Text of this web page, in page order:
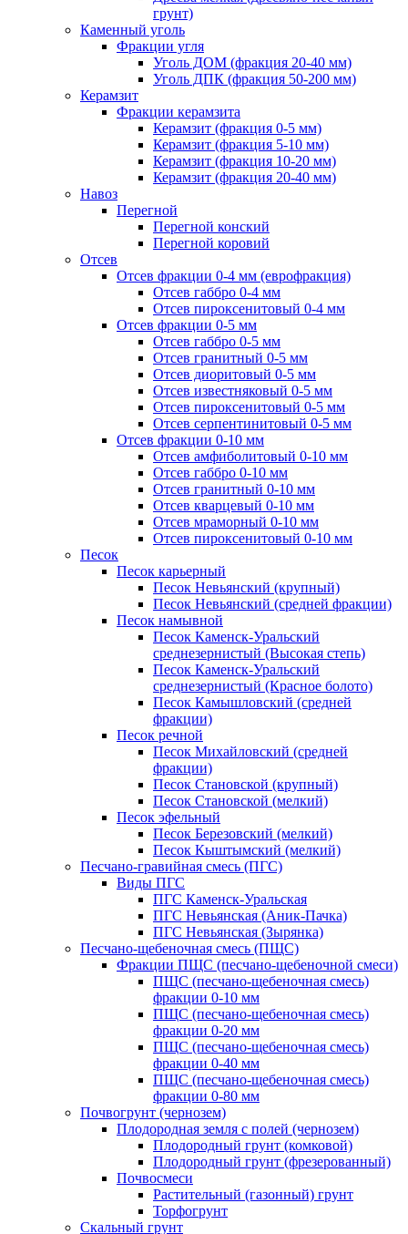
грунт)
Каменный уголь
Фракции угля
Уголь ДОМ (фракция 20-40 мм)
Уголь ДПК (фракция 50-200 мм)
Керамзит
Фракции керамзита
Керамзит (фракция 0-5 мм)
Керамзит (фракция 5-10 мм)
Керамзит (фракция 10-20 мм)
Керамзит (фракция 20-40 мм)
Навоз
Перегной
Перегной конский
Перегной коровий
Отсев
Отсев фракции 0-4 мм (еврофракция)
Отсев габбро 0-4 мм
Отсев пироксенитовый 0-4 мм
Отсев фракции 0-5 мм
Отсев габбро 0-5 мм
Отсев гранитный 0-5 мм
Отсев диоритовый 0-5 мм
Отсев известняковый 0-5 мм
Отсев пироксенитовый 0-5 мм
Отсев серпентинитовый 0-5 мм
Отсев фракции 0-10 мм
Отсев амфиболитовый 0-10 мм
Отсев габбро 0-10 мм
Отсев гранитный 0-10 мм
Отсев кварцевый 0-10 мм
Отсев мраморный 0-10 мм
Отсев пироксенитовый 0-10 мм
Песок
Песок карьерный
Песок Невьянский (крупный)
Песок Невьянский (средней фракции)
Песок намывной
Песок Каменск-Уральский
среднезернистый (Высокая степь)
Песок Каменск-Уральский
среднезернистый (Красное болото)
Песок Камышловский (средней
фракции)
Песок речной
Песок Михайловский (средней
фракции)
Песок Становской (крупный)
Песок Становской (мелкий)
Песок эфельный
Песок Березовский (мелкий)
Песок Кыштымский (мелкий)
Песчано-гравийная смесь (ПГС)
Виды ПГС
ПГС Каменск-Уральская
ПГС Невьянская (Аник-Пачка)
ПГС Невьянская (Зырянка)
Песчано-щебеночная смесь (ПЩС)
Фракции ПЩС (песчано-щебеночной смеси)
ПЩС (песчано-щебеночная смесь)
фракции 0-10 мм
ПЩС (песчано-щебеночная смесь)
фракции 0-20 мм
ПЩС (песчано-щебеночная смесь)
фракции 0-40 мм
ПЩС (песчано-щебеночная смесь)
фракции 0-80 мм
Почвогрунт (чернозем)
Плодородная земля с полей (чернозем)
Плодородный грунт (комковой)
Плодородный грунт (фрезерованный)
Почвосмеси
Растительный (газонный) грунт
Торфогрунт
Скальный грунт